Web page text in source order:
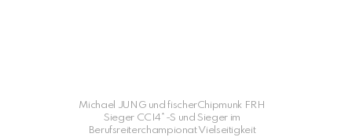
Michael JUNG und fischerChipmunk FRH
Sieger CCI4*-S und Sieger im
Berufsreiterchampionat Vielseitigkeit